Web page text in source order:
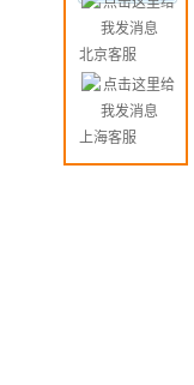
北京客服
上海客服